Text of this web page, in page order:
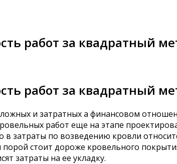
работ за квадратный
работ за квадратный
и затратных a финансовом
работ еще на этапе
в затраты по возведению кровли
стоит дороже кровельного
затраты на ее укладку.